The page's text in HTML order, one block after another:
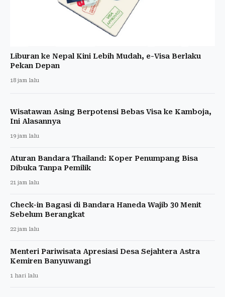
Liburan ke Nepal Kini Lebih Mudah, e-Visa Berlaku
Pekan Depan
18 jam lalu
Wisatawan Asing Berpotensi Bebas Visa ke Kamboja,
Ini Alasannya
19 jam lalu
Aturan Bandara Thailand: Koper Penumpang Bisa
Dibuka Tanpa Pemilik
21 jam lalu
Check-in Bagasi di Bandara Haneda Wajib 30 Menit
Sebelum Berangkat
22 jam lalu
Menteri Pariwisata Apresiasi Desa Sejahtera Astra
Kemiren Banyuwangi
1 hari lalu